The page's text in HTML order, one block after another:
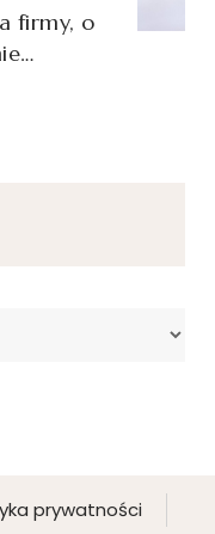
firmy, o
prywatności